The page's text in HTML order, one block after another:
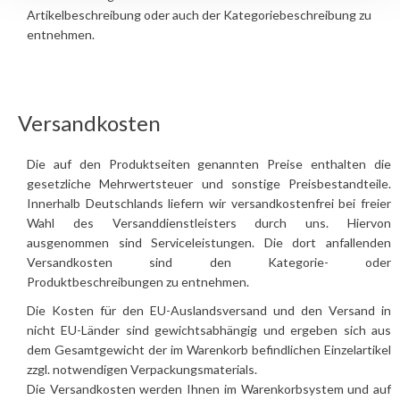
Artikelbeschreibung oder auch der Kategoriebeschreibung zu
entnehmen.
Versandkosten
Die auf den Produktseiten genannten Preise enthalten die
gesetzliche Mehrwertsteuer und sonstige Preisbestandteile.
Innerhalb Deutschlands liefern wir versandkostenfrei bei freier
Wahl des Versanddienstleisters durch uns. Hiervon
ausgenommen sind Serviceleistungen. Die dort anfallenden
Versandkosten sind den Kategorie- oder
Produktbeschreibungen zu entnehmen.
Die Kosten für den EU-Auslandsversand und den Versand in
nicht EU-Länder sind gewichtsabhängig und ergeben sich aus
dem Gesamtgewicht der im Warenkorb befindlichen Einzelartikel
zzgl. notwendigen Verpackungsmaterials.
Die Versandkosten werden Ihnen im Warenkorbsystem und auf